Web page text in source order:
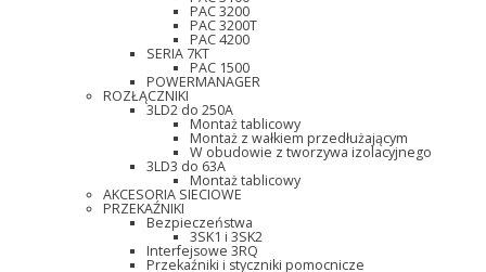
PAC 3200
PAC 3200T
PAC 4200
SERIA 7KT
PAC 1500
POWERMANAGER
ROZŁĄCZNIKI
3LD2 do 250A
Montaż tablicowy
Montaż z wałkiem przedłużającym
W obudowie z tworzywa izolacyjnego
3LD3 do 63A
Montaż tablicowy
AKCESORIA SIECIOWE
PRZEKAŹNIKI
Bezpieczeństwa
3SK1 i 3SK2
Interfejsowe 3RQ
Przekaźniki i styczniki pomocnicze